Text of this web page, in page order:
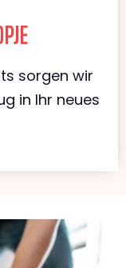
sorgen wir
in Ihr neues